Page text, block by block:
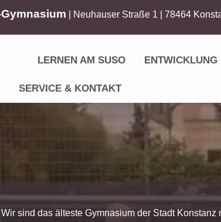
| Neuhauser Straße 1 | 78464
LERNEN AM SUSO
SERVICE & KONTAKT
sind das älteste Gymnasium der Stadt Konstanz